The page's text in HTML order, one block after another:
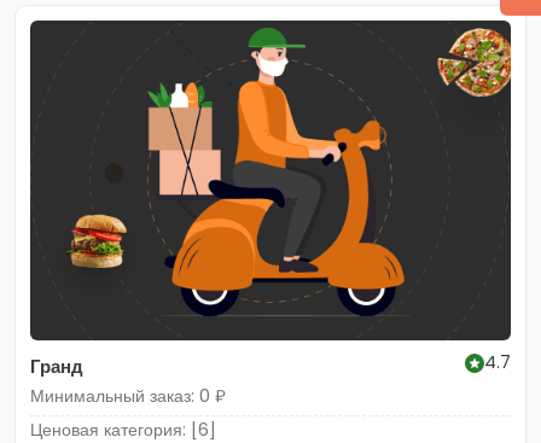
Гранд
4.7
Минимальный заказ: 0 ₽
Ценовая категория: [6]